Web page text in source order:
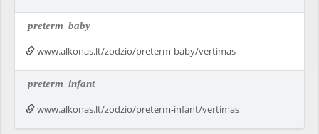
preterm baby
www.alkonas.lt/zodzio/preterm-baby/vertimas
preterm infant
www.alkonas.lt/zodzio/preterm-infant/vertimas